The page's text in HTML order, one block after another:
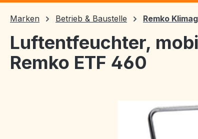
Marken Betrieb & Baustelle Remko
Luftentfeuchter,
Remko ETF 460